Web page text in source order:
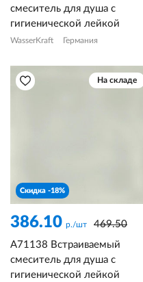
смеситель для душа с
гигиенической лейкой
WasserKraft Германия
На складе
Скидка -18%
386.10 р./шт
469.50
A71138 Встраиваемый
смеситель для душа с
гигиенической лейкой